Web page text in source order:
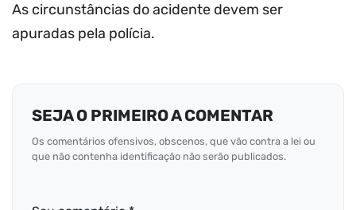
As circunstâncias do acidente devem ser
apuradas pela polícia.
SEJA O PRIMEIRO A COMENTAR
Os comentários ofensivos, obscenos, que vão contra a lei ou
que não contenha identificação não serão publicados.